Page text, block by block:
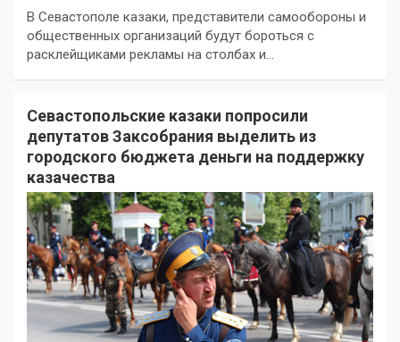
В Севастополе казаки, представители самообороны и
общественных организаций будут бороться с
расклейщиками рекламы на столбах и…
Севастопольские казаки попросили
депутатов Заксобрания выделить из
городского бюджета деньги на поддержку
казачества